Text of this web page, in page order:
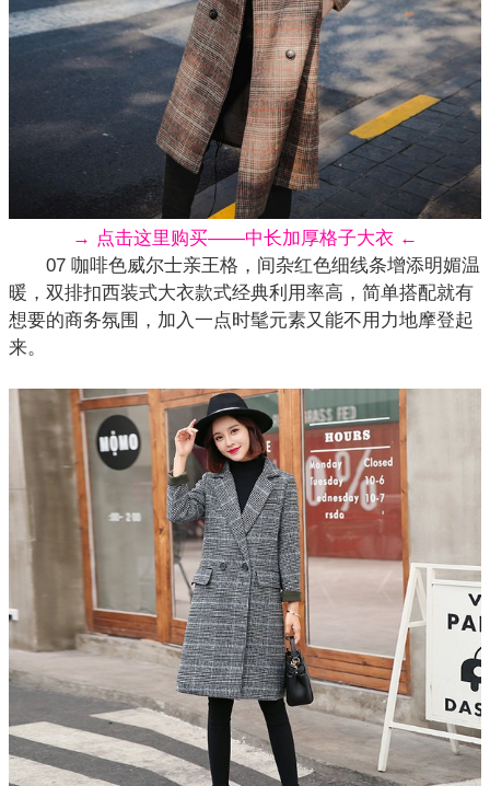
→ 点击这里购买——中长加厚格子大衣 ←
07 咖啡色威尔士亲王格，间杂红色细线条增添明媚温
暖，双排扣西装式大衣款式经典利用率高，简单搭配就有
想要的商务氛围，加入一点时髦元素又能不用力地摩登起
来。